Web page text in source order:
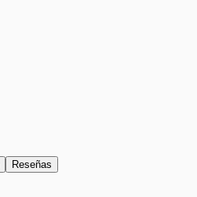
Reseñas